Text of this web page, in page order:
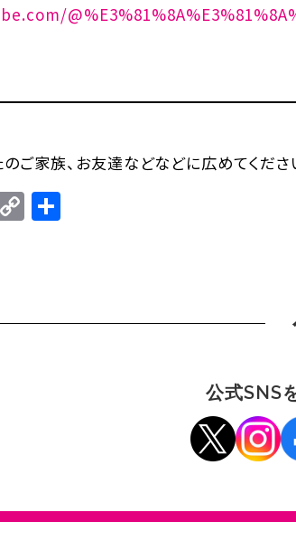
ご家族、お友達などなどに広めてくださ
Copy
Link
公式SNS